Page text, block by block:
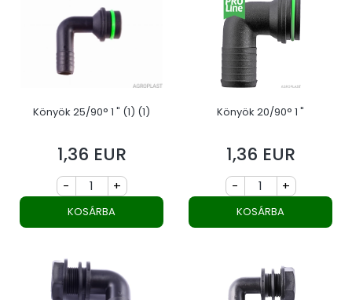
Könyök 25/90° 1 " (1) (1)
Ár
1,36 EUR
- +
KOSÁRBA
Könyök 20/90° 1 "
Ár
1,36 EUR
- +
KOSÁRBA